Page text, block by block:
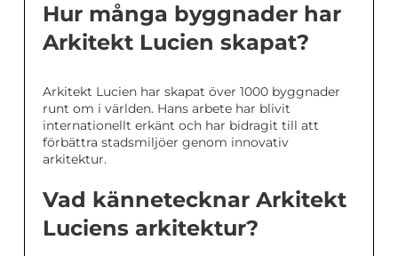
Hur många byggnader har
Arkitekt Lucien skapat?
Arkitekt Lucien har skapat över 1000 byggnader
runt om i världen. Hans arbete har blivit
internationellt erkänt och har bidragit till att
förbättra stadsmiljöer genom innovativ
arkitektur.
Vad kännetecknar Arkitekt
Luciens arkitektur?